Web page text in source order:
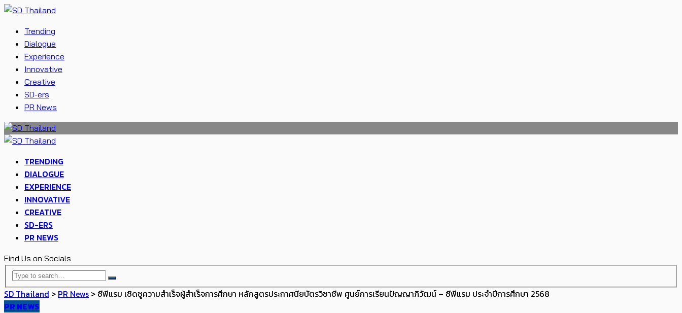
Trending
Dialogue
Experience
Innovative
Creative
SD-ers
PR News
TRENDING
DIALOGUE
EXPERIENCE
INNOVATIVE
CREATIVE
SD-ERS
PR NEWS
Find Us on Socials
SD Thailand > PR News > ซีพีแรม เชิดชูความสำเร็จผู้สำเร็จการศึกษา หลักสูตรประกาศนียบัตรวิชาชีพ ศูนย์การเรียนปัญญาภิวัฒน์ – ซีพีแรม ประจำปีการศึกษา 2568
PR NEWS